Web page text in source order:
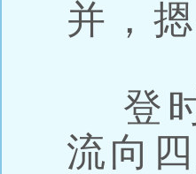
并，
登时
流向